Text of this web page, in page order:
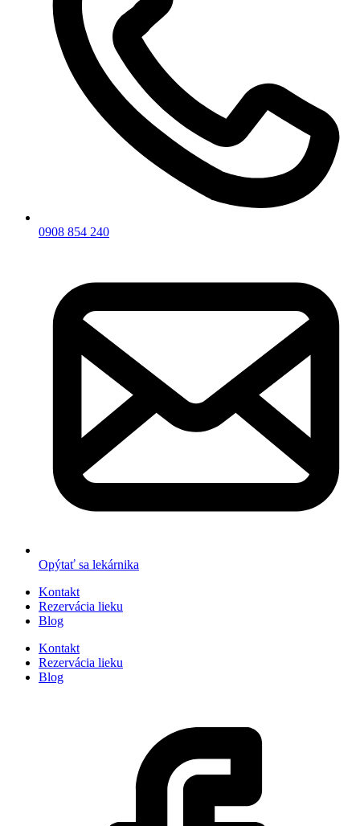
0908 854 240
Opýtať sa lekárnika
Kontakt
Rezervácia lieku
Blog
Kontakt
Rezervácia lieku
Blog